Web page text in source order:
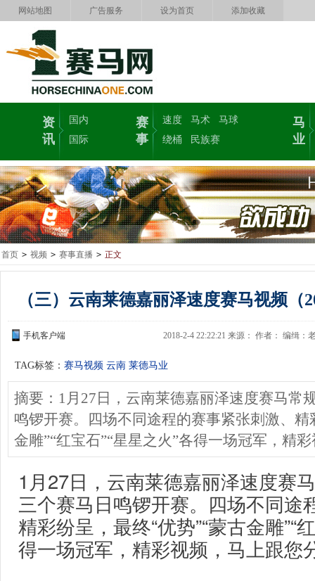
网站地图 广告服务 设为首页 添加收藏
资
讯
国内
国际
赛
事
速度 马术
马球
绕桶
民族赛
马
业
首页 > 视频 > 赛事直播 > 正文
（三）云南莱德嘉丽泽速度赛马视频（
手机客户端 2018-2-4 22:22:21 来源： 作者： 编缉：
TAG标签： 赛马视频 云南 莱德马业
摘要：1月27日，云南莱德嘉丽泽速度赛马常
鸣锣开赛。四场不同途程的赛事紧张刺激、精
金雕”“红宝石”“星星之火”各得一场冠军，精
1月27日，云南莱德嘉丽泽速度赛
三个赛马日鸣锣开赛。四场不同途
精彩纷呈，最终“优势”“蒙古金雕”“
得一场冠军，精彩视频，马上跟您